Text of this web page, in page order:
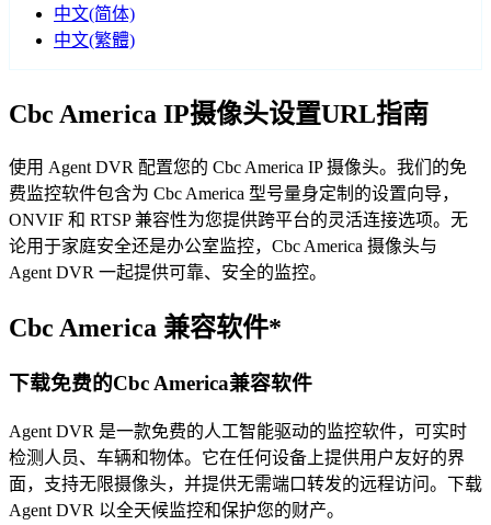
中文(简体)
中文(繁體)
Cbc America IP摄像头设置URL指南
使用 Agent DVR 配置您的 Cbc America IP 摄像头。我们的免
费监控软件包含为 Cbc America 型号量身定制的设置向导，
ONVIF 和 RTSP 兼容性为您提供跨平台的灵活连接选项。无
论用于家庭安全还是办公室监控，Cbc America 摄像头与
Agent DVR 一起提供可靠、安全的监控。
Cbc America 兼容软件*
下载免费的Cbc America兼容软件
Agent DVR 是一款免费的人工智能驱动的监控软件，可实时
检测人员、车辆和物体。它在任何设备上提供用户友好的界
面，支持无限摄像头，并提供无需端口转发的远程访问。下载
Agent DVR 以全天候监控和保护您的财产。